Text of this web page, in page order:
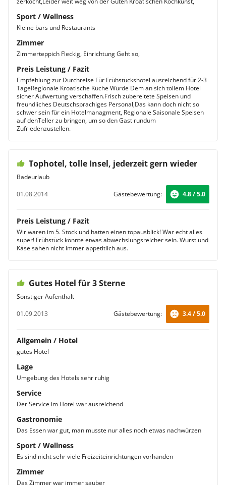
Sport / Wellness
Kleine bars und Restaurants
Zimmer
Zimmerteppich Fleckig, Einrichtung Geht so,
Preis Leistung / Fazit
Empfehlung zur Durchreise Für Frühstückshotel ausreichend für 2-3
TageRegionale Kroatische Küche Würde Dem an sich tollem Hotel
sicher Aufwertung verschaffen.Frisch zubereitete Speisen und
freundliches Deutschsprachiges Personal,Das kann doch nicht so
schwer sein für ein Hotelmanagment, Regionale Saisonale Speisen
auf denTeller zu bringen, um so den Gast rundum
Zufriedenzustellen.
Tophotel, tolle Insel, jederzeit gern wieder
Badeurlaub
01.08.2014
Gästebewertung: 4.8 / 5.0
Preis Leistung / Fazit
Wir waren im 5. Stock und hatten einen topausblick! War echt alles
super! Frühstück könnte etwas abwechslungsreicher sein. Wurst und
Käse sahen nicht immer appetitlich aus.
Gutes Hotel für 3 Sterne
Sonstiger Aufenthalt
01.09.2013
Gästebewertung: 3.4 / 5.0
Allgemein / Hotel
gutes Hotel
Lage
Umgebung des Hotels sehr ruhig
Service
Der Service im Hotel war ausreichend
Gastronomie
Das Essen war gut, man musste nur alles noch etwas nachwürzen
Sport / Wellness
Es sind nicht sehr viele Freizeiteinrichtungen vorhanden
Zimmer
Das Zimmer war immer sauber